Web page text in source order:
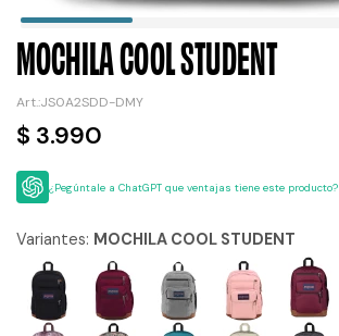
MOCHILA COOL STUDENT
JS0A2SDD-DMY
$ 3.990
¿Pegúntale a ChatGPT que ventajas tiene este producto?
Variantes: MOCHILA COOL STUDENT